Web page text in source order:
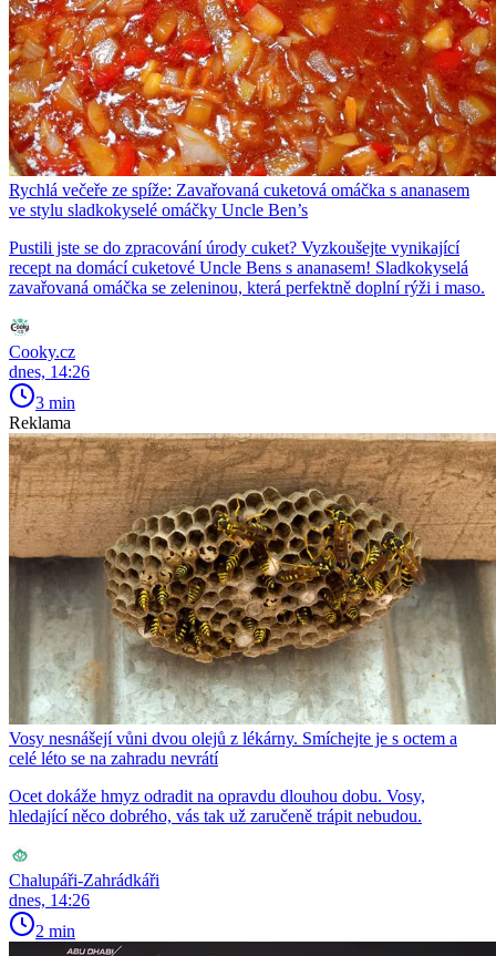
Rychlá večeře ze spíže: Zavařovaná cuketová omáčka s ananasem
ve stylu sladkokyselé omáčky Uncle Ben’s
Pustili jste se do zpracování úrody cuket? Vyzkoušejte vynikající
recept na domácí cuketové Uncle Bens s ananasem! Sladkokyselá
zavařovaná omáčka se zeleninou, která perfektně doplní rýži i maso.
Cooky.cz
dnes, 14:26
3 min
Reklama
Vosy nesnášejí vůni dvou olejů z lékárny. Smíchejte je s octem a
celé léto se na zahradu nevrátí
Ocet dokáže hmyz odradit na opravdu dlouhou dobu. Vosy,
hledající něco dobrého, vás tak už zaručeně trápit nebudou.
Chalupáři-Zahrádkáři
dnes, 14:26
2 min